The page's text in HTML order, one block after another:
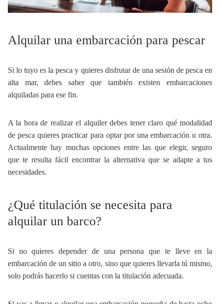
Alquilar una embarcación para pescar
Si lo tuyo es la pesca y quieres disfrutar de una sesión de pesca en
alta mar, debes saber que también existen embarcaciones
alquiladas para ese fin.
A la hora de realizar el alquiler debes tener claro qué modalidad
de pesca quieres practicar para optar por una embarcación u otra.
Actualmente hay muchas opciones entre las que elegir, seguro
que te resulta fácil encontrar la alternativa que se adapte a tus
necesidades.
¿Qué titulación se necesita para
alquilar un barco?
Si no quieres depender de una persona que te lleve en la
embarcación de un sitio a otro, sino que quieres llevarla tú mismo,
solo podrás hacerlo si cuentas con la titulación adecuada.